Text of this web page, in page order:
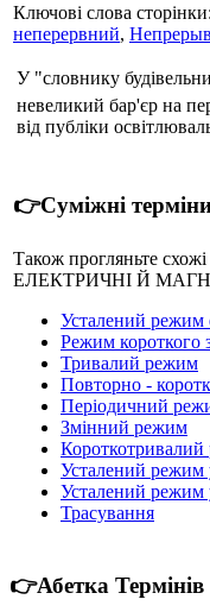
Ключові слова сторінки:
неперервний,
У "словнику
невеликий бар'єр на
від публіки
👉Суміжні
Також прогляньте
ЕЛЕКТРИЧНІ Й
Усталений режим
Режим короткого
Тривалий режим
Повторно -
Періодичний
Змінний режим
Усталений режим
Усталений режим
Трасування
👉Абетка Термінів